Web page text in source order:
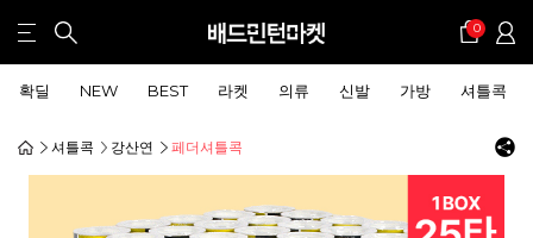
0
확딜 NEW BEST 라켓 의류 신발 가방 셔틀콕
셔틀콕 강산연 페더셔틀콕